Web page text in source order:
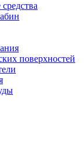
поверхностей